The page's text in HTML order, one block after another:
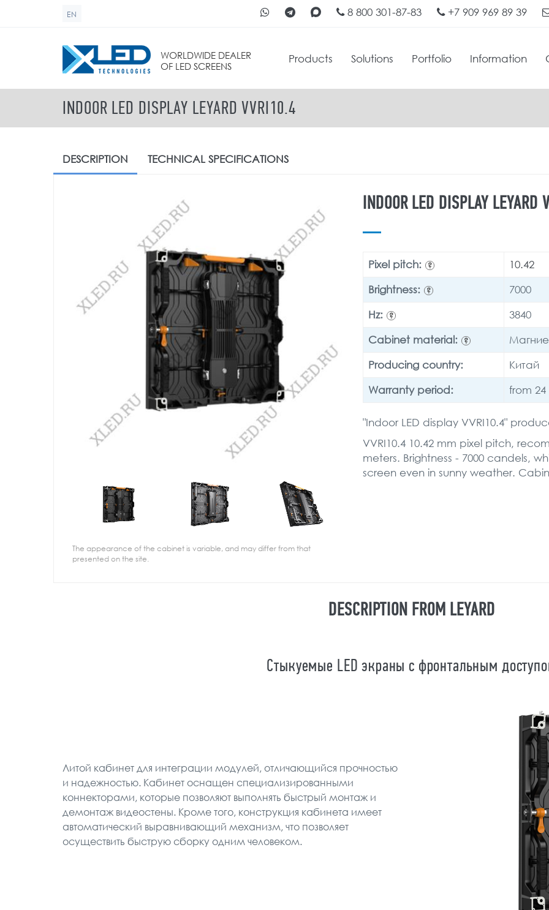
EN 8 800 301-87-83 +7 909 969 89 39
WORLDWIDE DEALER
OF LED SCREENS
SEARCH FORM
Products Solutions Portfolio Information
INDOOR LED DISPLAY LEYARD VVRI10.4
DESCRIPTION TECHNICAL SPECIFICATIONS
The appearance of the cabinet is variable, and may differ from that
presented on the site.
INDOOR LED DISPLAY LEYARD
Pixel pitch: ?
10.42
Brightness:
?
7000
Hz:
?
3840
Cabinet material:
?
Producing country:
Китай
Warranty period:
from
"Indoor LED display VVRI10.4"
VVRI10.4 10.42 mm pixel pitch,
meters. Brightness - 7000 candels,
screen even in sunny weather.
DESCRIPTION FROM LEYARD
Стыкуемые LED экраны с фронтальным
Литой кабинет для интеграции модулей, отличающийся прочностью
и надежностью. Кабинет оснащен специализированными
коннекторами, которые позволяют выполнять быстрый монтаж и
демонтаж видеостены. Кроме того, конструкция кабинета имеет
автоматический выравнивающий механизм, что позволяет
осуществить быструю сборку одним человеком.